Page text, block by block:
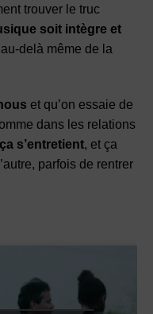
trouver le truc
soit intègre et
au-delà même de la
et qu’on essaie de
dans les relations
s’entretient, et ça
parfois de rentrer